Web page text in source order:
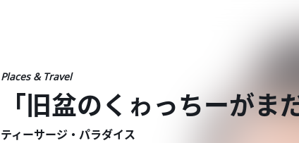
Places & Travel
「旧盆のくゎっちーがま
ティーサージ・パラダイス